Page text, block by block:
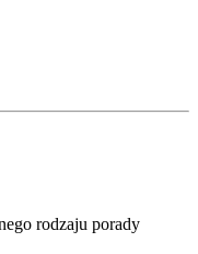
rodzaju porady